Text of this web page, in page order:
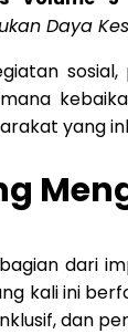
Daya
yang
dari
kali ini
dan